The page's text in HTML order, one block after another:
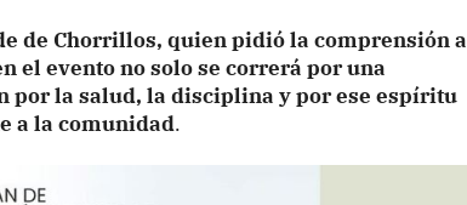
de Chorrillos, quien pidió la comprensión a
el evento no solo se correrá por una
por la salud, la disciplina y por ese espíritu
a la comunidad.